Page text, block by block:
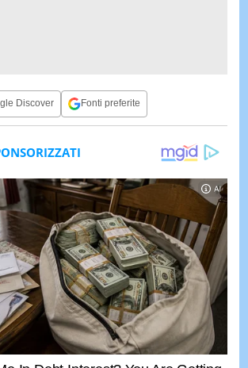
Discover Fonti preferite